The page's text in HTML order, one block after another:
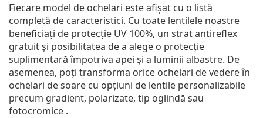
Fiecare model de ochelari este afișat cu o listă
completă de caracteristici. Cu toate lentilele noastre
beneficiați de protecție UV 100%, un strat antireflex
gratuit și posibilitatea de a alege o protecție
suplimentară împotriva apei și a luminii albastre. De
asemenea, poți transforma orice ochelari de vedere în
ochelari de soare cu opțiuni de lentile personalizabile
precum gradient, polarizate, tip oglindă sau
fotocromice .